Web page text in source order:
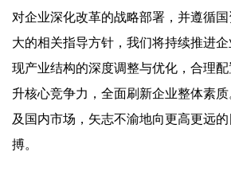
对企业深化改革的战略部署，并遵循
大的相关指导方针，我们将持续推进
现产业结构的深度调整与优化，合理
升核心竞争力，全面刷新企业整体素
及国内市场，矢志不渝地向更高更远
搏。